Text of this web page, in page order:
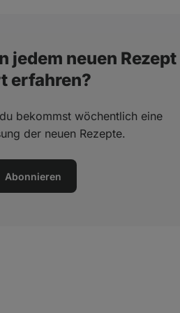
jedem neuen Rezept
erfahren?
bekommst wöchentlich eine
der neuen Rezepte.
Abonnieren